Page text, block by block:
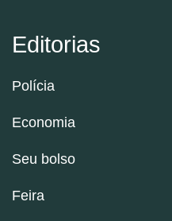
Editorias
Polícia
Economia
Seu bolso
Feira